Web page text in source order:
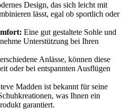
Design, das sich leicht mit
lässt, egal ob sportlich oder
Eine gut gestaltete Sohle und
Unterstützung bei Ihren
Anlässe, können diese
oder bei entspannten Ausflügen
Madden ist bekannt für seine
was Ihnen ein
garantiert.